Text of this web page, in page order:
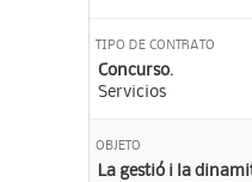
TIPO DE CONTRATO
Concurso.
Servicios
OBJETO
La gestió i la